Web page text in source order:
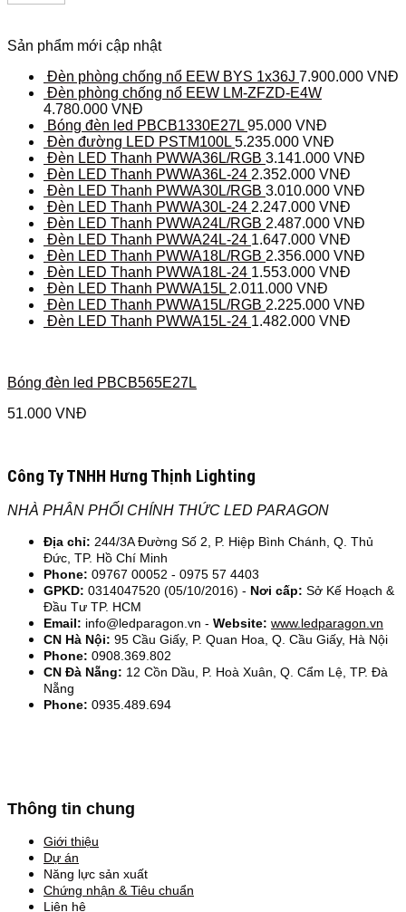
Sản phẩm mới cập nhật
Đèn phòng chống nổ EEW BYS 1x36J 7.900.000 VNĐ
Đèn phòng chống nổ EEW LM-ZFZD-E4W
4.780.000 VNĐ
Bóng đèn led PBCB1330E27L 95.000 VNĐ
Đèn đường LED PSTM100L 5.235.000 VNĐ
Đèn LED Thanh PWWA36L/RGB 3.141.000 VNĐ
Đèn LED Thanh PWWA36L-24 2.352.000 VNĐ
Đèn LED Thanh PWWA30L/RGB 3.010.000 VNĐ
Đèn LED Thanh PWWA30L-24 2.247.000 VNĐ
Đèn LED Thanh PWWA24L/RGB 2.487.000 VNĐ
Đèn LED Thanh PWWA24L-24 1.647.000 VNĐ
Đèn LED Thanh PWWA18L/RGB 2.356.000 VNĐ
Đèn LED Thanh PWWA18L-24 1.553.000 VNĐ
Đèn LED Thanh PWWA15L 2.011.000 VNĐ
Đèn LED Thanh PWWA15L/RGB 2.225.000 VNĐ
Đèn LED Thanh PWWA15L-24 1.482.000 VNĐ
Bóng đèn led PBCB565E27L
51.000 VNĐ
Công Ty TNHH Hưng Thịnh Lighting
NHÀ PHÂN PHỐI CHÍNH THỨC LED PARAGON
Địa chỉ: 244/3A Đường Số 2, P. Hiệp Bình Chánh, Q. Thủ
Đức, TP. Hồ Chí Minh
Phone: 09767 00052 - 0975 57 4403
GPKD: 0314047520 (05/10/2016) - Nơi cấp: Sở Kế Hoạch &
Đầu Tư TP. HCM
Email: info@ledparagon.vn - Website: www.ledparagon.vn
CN Hà Nội: 95 Cầu Giấy, P. Quan Hoa, Q. Cầu Giấy, Hà Nội
Phone: 0908.369.802
CN Đà Nẵng: 12 Cồn Dầu, P. Hoà Xuân, Q. Cẩm Lệ, TP. Đà
Nẵng
Phone: 0935.489.694
Thông tin chung
Giới thiệu
Dự án
Năng lực sản xuất
Chứng nhận & Tiêu chuẩn
Liên hệ